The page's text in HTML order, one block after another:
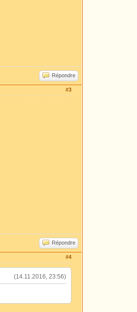
Répondre
#3
Répondre
#4
(14.11.2016, 23:56)